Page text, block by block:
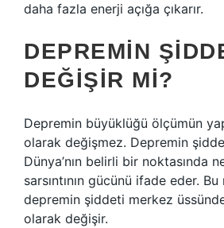
daha fazla enerji açığa çıkarır.
DEPREMIN
DEĞIŞIR MI?
Depremin büyüklüğü ölçümün
olarak değişmez. Depremin
Dünya’nın belirli bir noktasında
sarsıntının gücünü ifade eder. Bu
depremin şiddeti merkez
olarak değişir.